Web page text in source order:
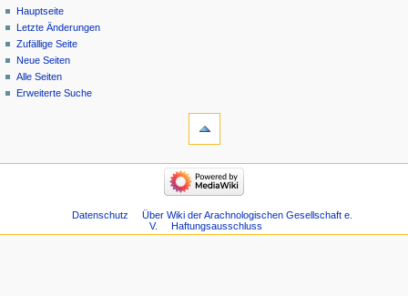
a
r
b
e
i
t
s
a
Hauptseite
Letzte Änderungen
Zufällige Seite
Neue Seiten
Alle Seiten
Erweiterte Suche
Datenschutz
Über Wiki der Arachnologischen Gesellschaft e.
V.
Haftungsausschluss